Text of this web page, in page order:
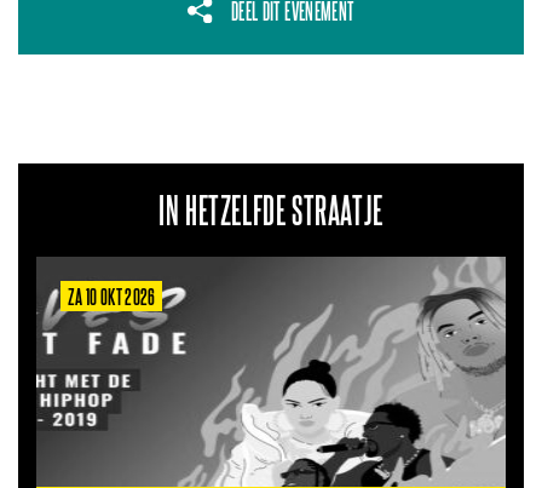
DEEL DIT EVENEMENT
IN HETZELFDE STRAATJE
ZA 10 OKT 2026